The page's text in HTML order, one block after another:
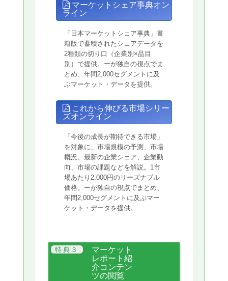
マーケットシェア事典オン
ライン
「日本マーケットシェア事典」書
籍版で蓄積されたシェアデータを
2種類の切り口（企業別×品目
別）で提供。ーが独自の視点でま
とめ、年間2,000セグメントに及
ぶマーケット・データを提供。
これから伸びる市場シリー
ズオンライン
「今後の成長が期待できる市場」
を対象に、市場規模の予測、市場
概況、最新の企業シェア、企業動
向、市場の課題などを解説。1市
場あたり2,000円のリーズナブル
価格。ーが独自の視点でまとめ、
年間2,000セグメントに及ぶマー
ケット・データを提供。
マーケット
レポート紹
介コンテン
ツの閲覧